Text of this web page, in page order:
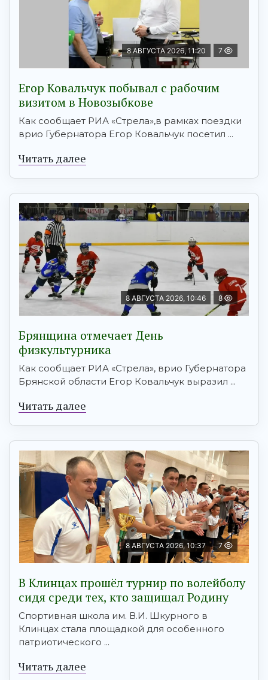
8 АВГУСТА 2026, 11:20 7
Егор Ковальчук побывал с рабочим
визитом в Новозыбкове
Как сообщает РИА «Стрела»,в рамках поездки
врио Губернатора Егор Ковальчук посетил ...
Читать далее
8 АВГУСТА 2026, 10:46 8
Брянщина отмечает День
физкультурника
Как сообщает РИА «Стрела», врио Губернатора
Брянской области Егор Ковальчук выразил ...
Читать далее
8 АВГУСТА 2026, 10:37 7
В Клинцах прошёл турнир по волейболу
сидя среди тех, кто защищал Родину
Спортивная школа им. В.И. Шкурного в
Клинцах стала площадкой для особенного
патриотического ...
Читать далее